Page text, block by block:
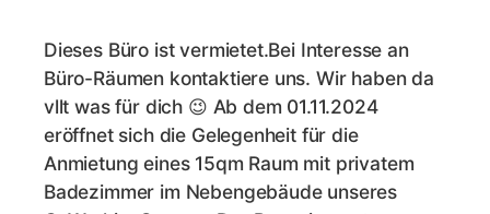
Dieses Büro ist vermietet.Bei Interesse an
Büro-Räumen kontaktiere uns. Wir haben da
vllt was für dich 😉 Ab dem 01.11.2024
eröffnet sich die Gelegenheit für die
Anmietung eines 15qm Raum mit privatem
Badezimmer im Nebengebäude unseres